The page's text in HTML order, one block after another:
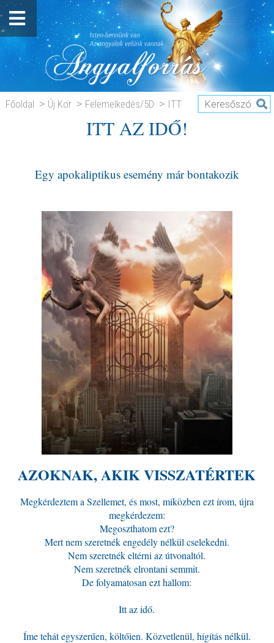
Főoldal Új Kor Felemelkedés/5D
ITT
ITT AZ IDŐ!
Egy apokaliptikus esemény már bontakozik
AZOKNAK, AKIK VISSZATÉRTEK
Megkérdeztem a Szellemet, és most, miközben ezt írom, újra
megkérdezem:
Megoszthatom ezt?
Mert nem szeretnék engedély nélkül cselekedni.
Nem szeretnék eltérni az útvonaltól.
Nem szeretnék elrontani semmit.
De folyamatosan ezt hallom:
Itt az idő.
Íme tehát egyszerűen, költőien. Közvetlenül, hígítás nélkül.